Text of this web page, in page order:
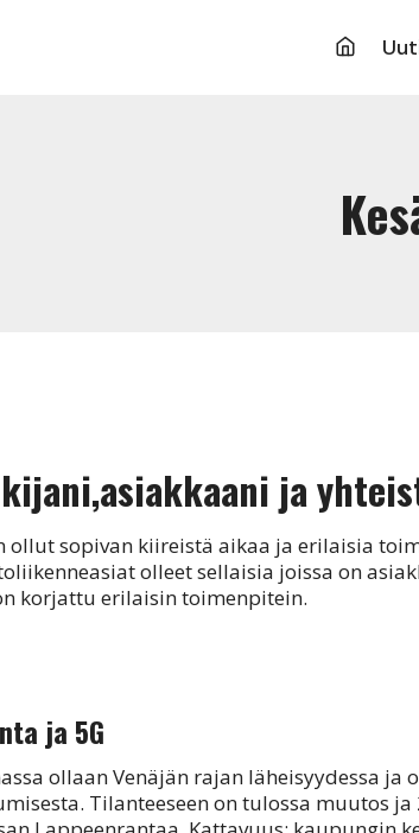
ja
ollut sopivan kiireistä aikaa ja erilaisia
olleet sellaisia joissa on
korjattu erilaisin toimenpitein.
ja 5G
ollaan Venäjän rajan läheisyydessa ja
Tilanteeseen on tulossa muutos ja